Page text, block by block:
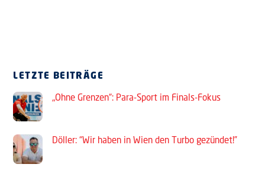
LETZTE BEITRÄGE
„Ohne Grenzen“: Para-Sport im Finals-Fokus
Döller: “Wir haben in Wien den Turbo gezündet!”